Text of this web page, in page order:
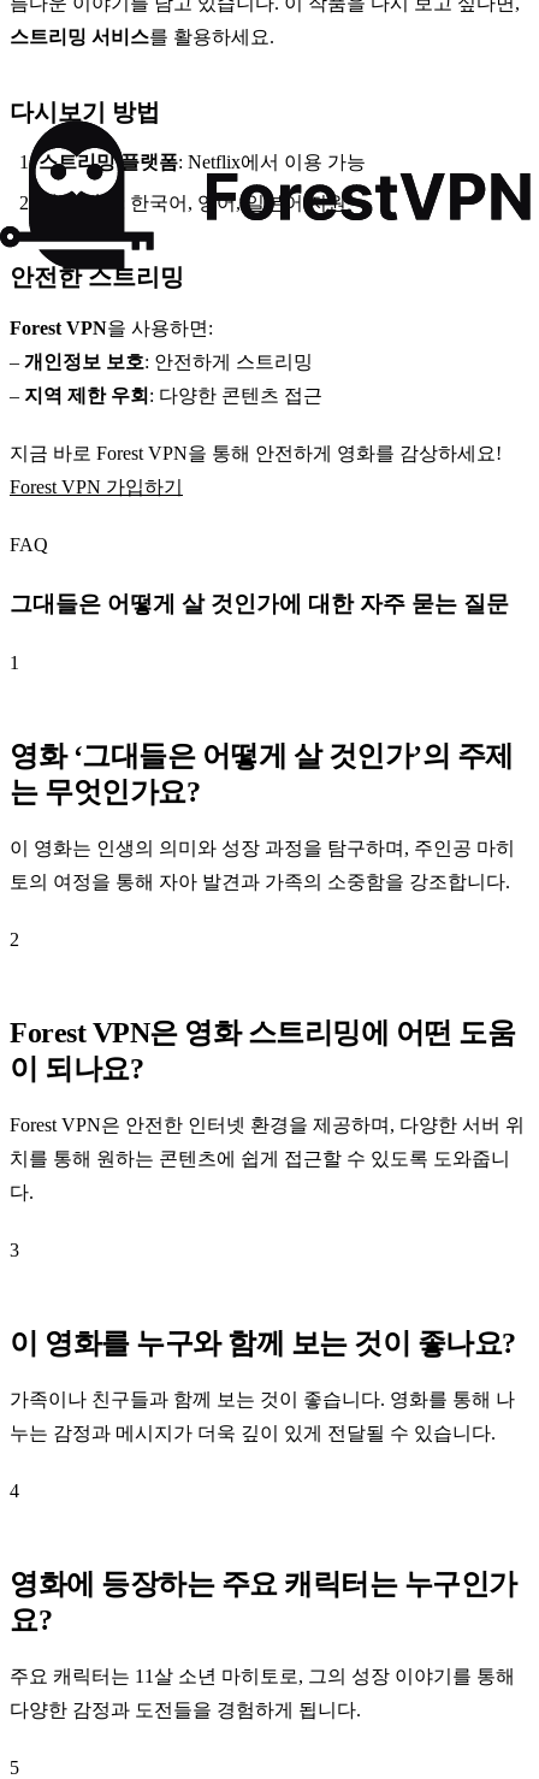
스트리밍 서비스를 활용하세요.
다시보기 방법
스트리밍 플랫폼: Netflix에서 이용 가능
언어 선택
: 한국어, 영어, 일본어 지원
안전한 스트리밍
Forest VPN을 사용하면:
– 개인정보 보호: 안전하게 스트리밍
– 지역 제한 우회 : 다양한 콘텐츠 접근
지금 바로 Forest VPN을 통해 안전하게 영화를 감상하세요!
Forest VPN 가입하기
FAQ
그대들은 어떻게 살 것인가에 대한 자주 묻는 질문
1
영화 ‘그대들은 어떻게 살 것인가’의 주제
는 무엇인가요?
이 영화는 인생의 의미와 성장 과정을 탐구하며, 주인공 마히
토의 여정을 통해 자아 발견과 가족의 소중함을 강조합니다.
2
Forest VPN은 영화 스트리밍에 어떤 도움
이 되나요?
Forest VPN은 안전한 인터넷 환경을 제공하며, 다양한 서버 위
치를 통해 원하는 콘텐츠에 쉽게 접근할 수 있도록 도와줍니
다.
3
이 영화를 누구와 함께 보는 것이 좋나요?
가족이나 친구들과 함께 보는 것이 좋습니다. 영화를 통해 나
누는 감정과 메시지가 더욱 깊이 있게 전달될 수 있습니다.
4
영화에 등장하는 주요 캐릭터는 누구인가
요?
주요 캐릭터는 11살 소년 마히토로, 그의 성장 이야기를 통해
다양한 감정과 도전들을 경험하게 됩니다.
5